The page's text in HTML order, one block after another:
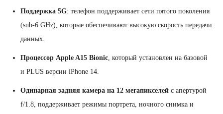
Поддержка 5G: телефон поддерживает сети пятого поколения
(sub-6 GHz), которые обеспечивают высокую скорость передачи
данных.
Процессор Apple A15 Bionic, который установлен на базовой
и PLUS версии iPhone 14.
Одинарная задняя камера на 12 мегапикселей с апертурой
f/1.8, поддерживает режимы портрета, ночного снимка и